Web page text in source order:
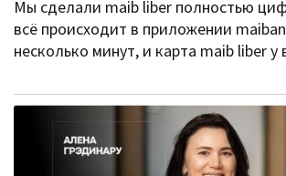
Мы сделали maib liber полностью
всё происходит в приложении
несколько минут, и карта maib liber у